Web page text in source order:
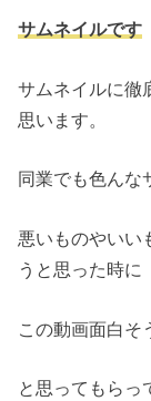
サムネイルです
サムネイルに徹
思います。
同業でも色んな
悪いものやいい
うと思った時に
この動画面白そ
と思ってもらっ